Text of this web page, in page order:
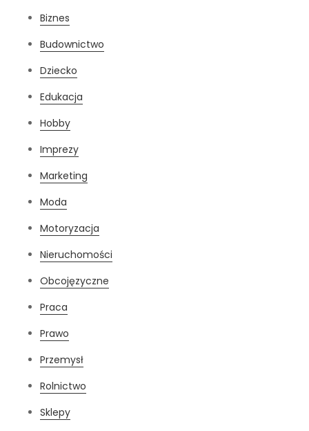
Biznes
Budownictwo
Dziecko
Edukacja
Hobby
Imprezy
Marketing
Moda
Motoryzacja
Nieruchomości
Obcojęzyczne
Praca
Prawo
Przemysł
Rolnictwo
Sklepy